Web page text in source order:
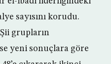
sayısını korudu.
grupların
yeni sonuçlara göre